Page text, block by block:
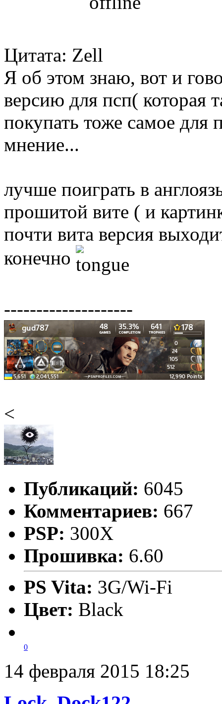
Цитата: Zell
Я об этом знаю, вот и
версию для псп( которая
покупать тоже самое
мнение...
лучше поиграть в
прошитой вите ( и
почти вита версия
конечно
--------------------
<
Публикаций: 6045
Комментариев: 667
PSP: 300X
Прошивка: 6.60
PS Vita: 3G/Wi-Fi
Цвет: Black
0
14 февраля 2015 18:25